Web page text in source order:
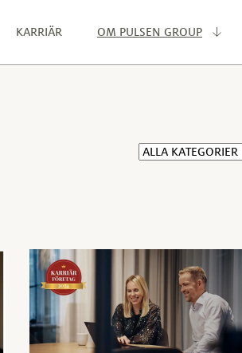
KARRIÄR OM PULSEN GROUP